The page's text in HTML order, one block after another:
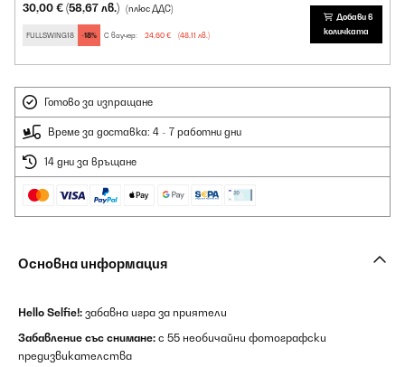
30,00 € (58,67 лв.) (плюс ДДС)
FULLSWING18 -18% С ваучер: 24,60 € (48,11 лв.)
Добави в
количката
Готово за изпращане
Време за доставка: 4 - 7 работни дни
14 дни за връщане
Основна информация
Hello Selfie!: забавна игра за приятели
Забавление със снимане: с 55 необичайни фотографски
предизвикателства